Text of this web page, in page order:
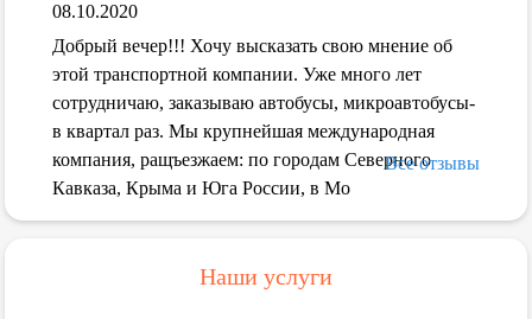
08.10.2020
Добрый вечер!!! Хочу высказать свою мнение об
этой транспортной компании. Уже много лет
сотрудничаю, заказываю автобусы, микроавтобусы-
в квартал раз. Мы крупнейшая международная
компания, ращъезжаем: по городам Северного
Кавказа, Крыма и Юга России, в Мо
Все отзывы
Наши услуги